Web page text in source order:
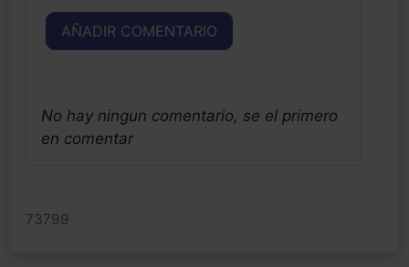
AÑADIR COMENTARIO
No hay ningun comentario, se el primero
en comentar
73799